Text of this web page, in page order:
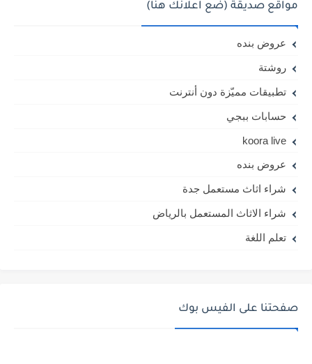
مواقع صديقة (ضع اعلانك هنا)
عروض بنده
روشتة
تطبيقات مميّزة دون أنترنت
حسابات ببجي
koora live
عروض بنده
شراء اثاث مستعمل جدة
شراء الاثاث المستعمل بالرياض
تعلم اللغة
صفحتنا على الفيس بوك